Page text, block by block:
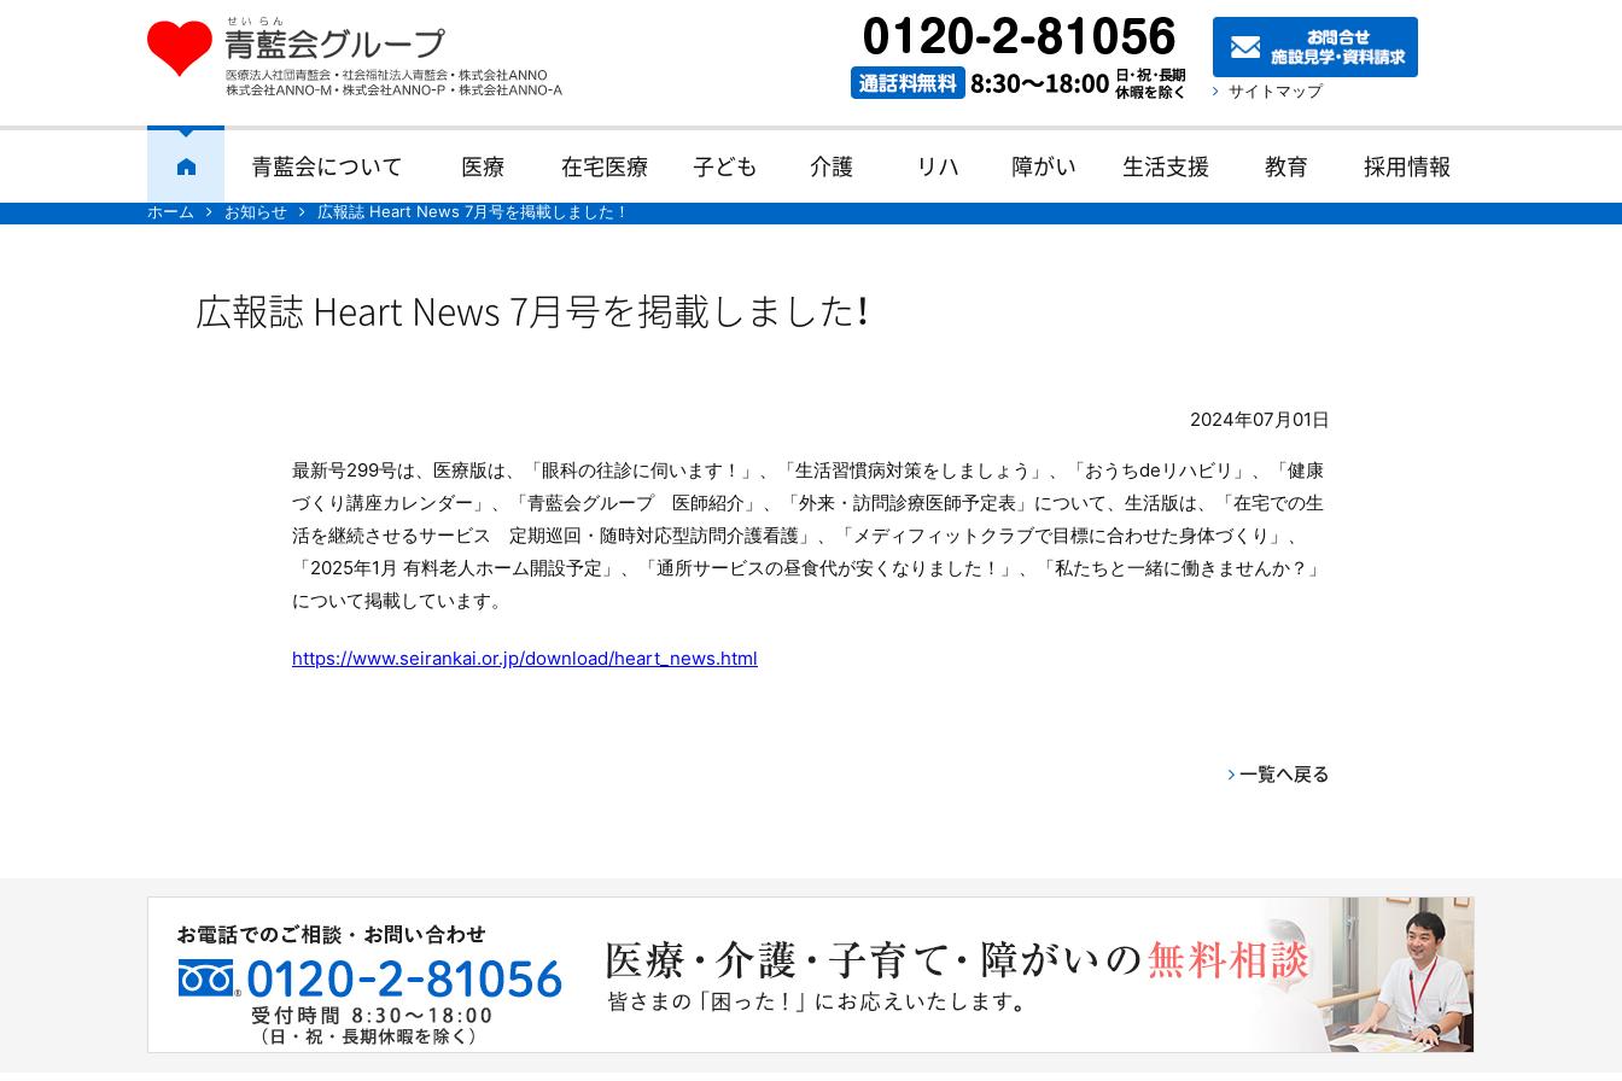
サイトマップ
青藍会について 医療 在宅医療 子ども 介護 リハ 障がい 生活支援 教育 採用情報
ホーム お知らせ 広報誌 Heart News 7月号を掲載しました！
広報誌 Heart News 7月号を掲載しました！
2024年07月01日
最新号299号は、医療版は、「眼科の往診に伺います！」、「生活習慣病対策をしましょう」、「おうちdeリハビリ」、「健康
づくり講座カレンダー」、「青藍会グループ 医師紹介」、「外来・訪問診療医師予定表」について、生活版は、「在宅での生
活を継続させるサービス 定期巡回・随時対応型訪問介護看護」、「メディフィットクラブで目標に合わせた身体づくり」、
「2025年1月 有料老人ホーム開設予定」、「通所サービスの昼食代が安くなりました！」、「私たちと一緒に働きませんか？」
について掲載しています。
https://www.seirankai.or.jp/download/heart_news.html
一覧へ戻る